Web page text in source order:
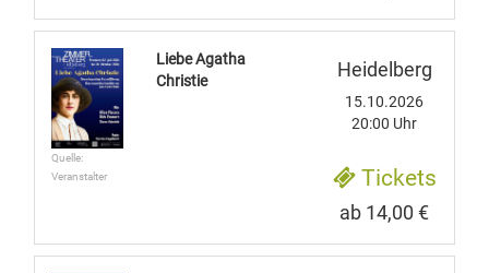
Quelle:
Veranstalter
Liebe Agatha
Christie
Heidelberg
15.10.2026
20:00 Uhr
Tickets
ab 14,00 €